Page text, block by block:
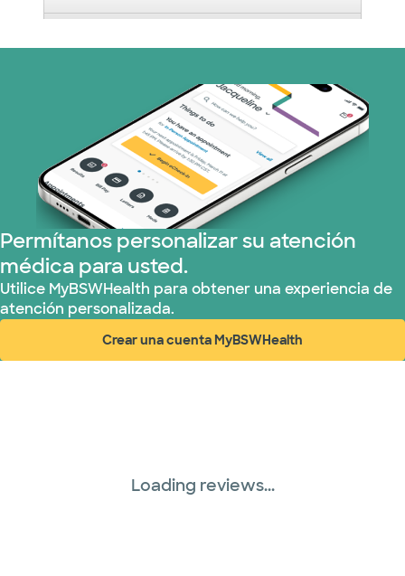
Red PHCS (1 planes)
Plan de Salud Superior (4 planes)
TriWest HealthCare (1 planes)
United HealthCare (28 planes)
WellMed (15 planes)
Permítanos personalizar su atención
médica para usted.
Utilice MyBSWHealth para obtener una experiencia de
atención personalizada.
Crear una cuenta MyBSWHealth
(abre en ventana nueva)
Loading reviews...